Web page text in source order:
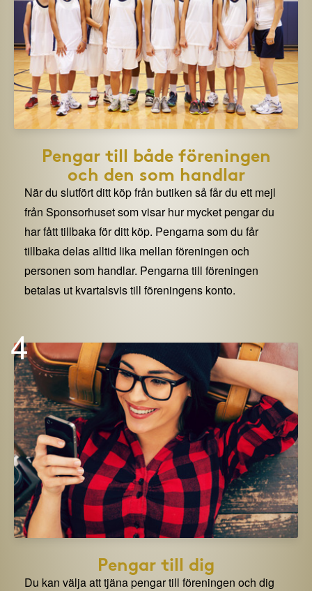
Pengar till både föreningen
och den som handlar
När du slutfört ditt köp från butiken så får du ett mejl
från Sponsorhuset som visar hur mycket pengar du
har fått tillbaka för ditt köp. Pengarna som du får
tillbaka delas alltid lika mellan föreningen och
personen som handlar. Pengarna till föreningen
betalas ut kvartalsvis till föreningens konto.
4
Pengar till dig
Du kan välja att tjäna pengar till föreningen och dig